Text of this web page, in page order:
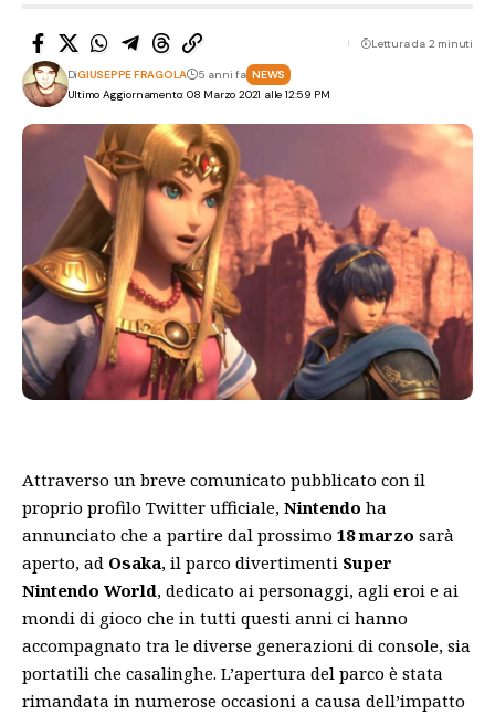
Ultimo Aggiornamento: 08 Marzo 2021 alle 12:59 PM
DiGIUSEPPE FRAGOLA 5 anni fa NEWS
Lettura da 2 minuti
Attraverso un breve comunicato pubblicato con il
proprio profilo Twitter ufficiale, Nintendo ha
annunciato che a partire dal prossimo 18 marzo sarà
aperto, ad Osaka, il parco divertimenti Super
Nintendo World, dedicato ai personaggi, agli eroi e ai
mondi di gioco che in tutti questi anni ci hanno
accompagnato tra le diverse generazioni di console, sia
portatili che casalinghe. L’apertura del parco è stata
rimandata in numerose occasioni a causa dell’impatto